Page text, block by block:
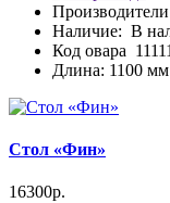
Производители
Наличие: В
Код овара 11111
Длина: 1100
Стол «Фин»
16300р.